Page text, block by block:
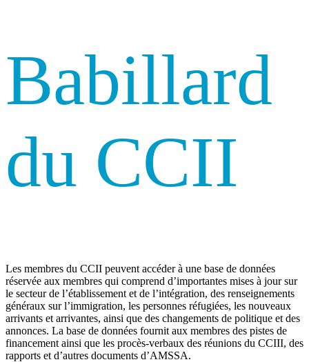
Babillard
du CCII
Les membres du CCII peuvent accéder à une base de données
réservée aux membres qui comprend d’importantes mises à jour sur
le secteur de l’établissement et de l’intégration, des renseignements
généraux sur l’immigration, les personnes réfugiées, les nouveaux
arrivants et arrivantes, ainsi que des changements de politique et des
annonces. La base de données fournit aux membres des pistes de
financement ainsi que les procès-verbaux des réunions du CCIII, des
rapports et d’autres documents d’AMSSA.